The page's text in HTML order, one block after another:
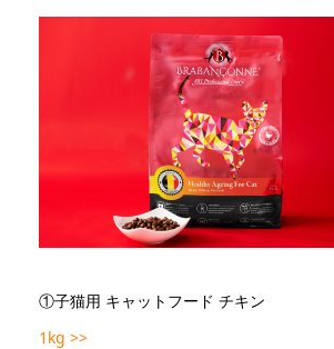
①子猫用 キャットフード チキン
1kg >>